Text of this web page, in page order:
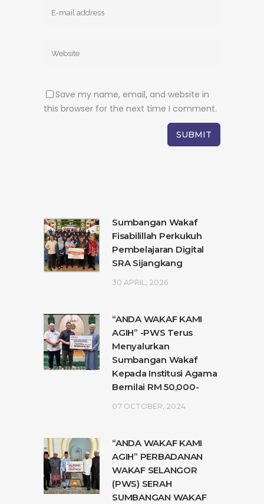
Save my name, email, and website in
this browser for the next time I comment.
Sumbangan Wakaf
Fisabilillah Perkukuh
Pembelajaran Digital
SRA Sijangkang
30 APRIL, 2026
“ANDA WAKAF KAMI
AGIH” -PWS Terus
Menyalurkan
Sumbangan Wakaf
Kepada Institusi Agama
Bernilai RM 50,000-
07 OCTOBER, 2024
“ANDA WAKAF KAMI
AGIH” PERBADANAN
WAKAF SELANGOR
(PWS) SERAH
SUMBANGAN WAKAF